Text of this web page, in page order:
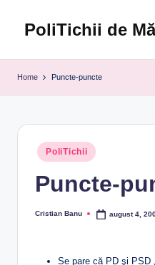
PoliTichii de
Home Puncte-puncte
Posted
in
PoliTichii
Puncte-
Posted
Cristian Banu august 4,
Se pare că PD şi PSD